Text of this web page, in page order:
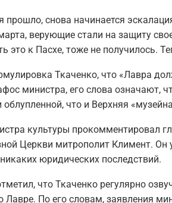
прошло, снова начинается
верующие стали на защиту
это к Пасхе, тоже не получилось.
Ткаченко, что «Лавра
министра, его слова означают,
что и Верхняя
культуры прокомментировал
Церкви митрополит Климент. Он
юридических последствий.
что Ткаченко регулярно
Лавре. По его словам, заявления